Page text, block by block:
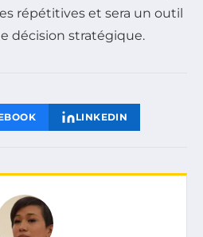
répétitives et sera un outil
décision stratégique.
LINKEDIN